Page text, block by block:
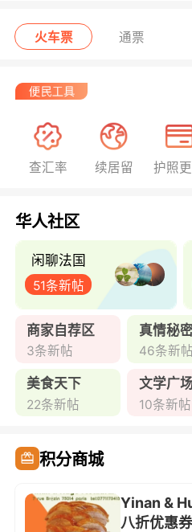
数字度假支
骗局！
火车票 通票
查汇率 续居留 护照
华人社区
闲聊法国
51条新帖
商家自荐区
3条新帖
真情秘
46条新帖
美食天下
22条新帖
文学广
10条新帖
积分商城
Yinan &
八折优惠